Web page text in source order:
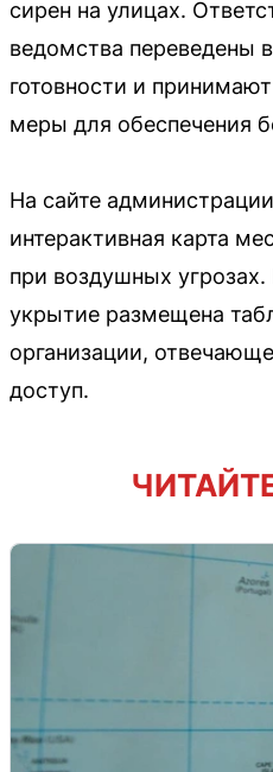
сирен на улицах.
ведомства переведены
готовности и
меры для обеспечения
На сайте
интерактивная карта
при воздушных
укрытие размещена
организации,
доступ.